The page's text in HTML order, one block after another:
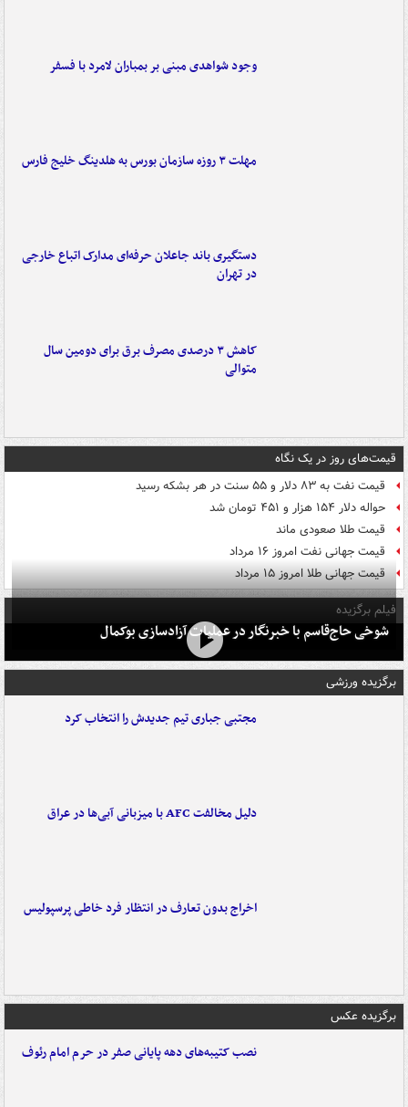
وجود شواهدی مبنی بر بمباران لامرد با فسفر
مهلت ۳ روزه سازمان بورس به هلدینگ خلیج فارس
دستگیری باند جاعلان حرفه‌ای مدارک اتباع خارجی
در تهران
کاهش ۳ درصدی مصرف برق برای دومین سال
متوالی
قیمت‌های روز در یک نگاه
قیمت نفت به ۸۳ دلار و ۵۵ سنت در هر بشکه رسید
حواله دلار ۱۵۴ هزار و ۴۵۱ تومان شد
قیمت طلا صعودی ماند
قیمت جهانی نفت امروز ۱۶ مرداد
قیمت جهانی طلا امروز ۱۵ مرداد
فیلم برگزیده
شوخی حاج‌قاسم با خبرنگار در عملیات آزادسازی بوکمال
برگزیده ورزشی
مجتبی جباری تیم جدیدش را انتخاب کرد
دلیل مخالفت AFC با میزبانی آبی‌ها در عراق
اخراج بدون تعارف در انتظار فرد خاطی پرسپولیس
برگزیده عکس
نصب کتیبه‌های دهه پایانی صفر در حرم امام رئوف